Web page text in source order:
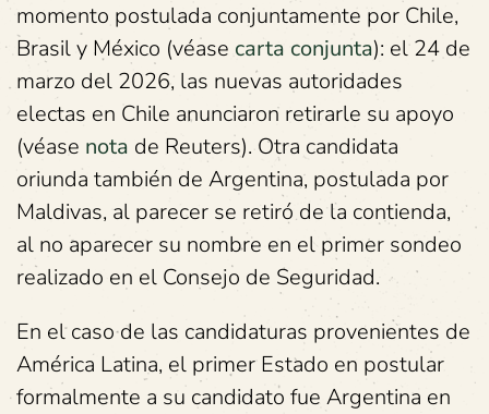
momento postulada conjuntamente por Chile,
Brasil y México (véase carta conjunta): el 24 de
marzo del 2026, las nuevas autoridades
electas en Chile anunciaron retirarle su apoyo
(véase nota de Reuters). Otra candidata
oriunda también de Argentina, postulada por
Maldivas, al parecer se retiró de la contienda,
al no aparecer su nombre en el primer sondeo
realizado en el Consejo de Seguridad.
En el caso de las candidaturas provenientes de
América Latina, el primer Estado en postular
formalmente a su candidato fue Argentina en